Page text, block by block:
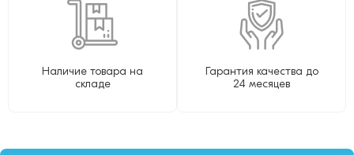
Наличие товара на
складе
Гарантия качества до
24 месяцев